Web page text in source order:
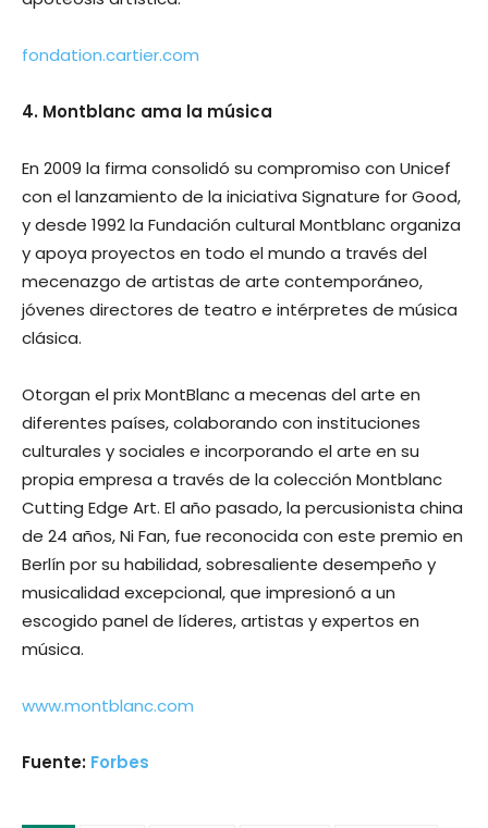
fondation.cartier.com
4. Montblanc ama la música
En 2009 la firma consolidó su compromiso con Unicef
con el lanzamiento de la inicia­tiva Signature for Good,
y desde 1992 la Fun­dación cultural Montblanc organiza
y apoya proyectos en todo el mundo a través del
mecenazgo de artistas de arte contemporá­neo,
jóvenes directores de teatro e intérpre­tes de música
clásica.
Otorgan el prix MontBlanc a mecenas del arte en
diferentes países, colaborando con instituciones
culturales y sociales e incor­porando el arte en su
propia empresa a tra­vés de la colección Montblanc
Cutting Edge Art. El año pasado, la percusionista china
de 24 años, Ni Fan, fue reconocida con este pre­mio en
Berlín por su habilidad, sobresaliente desempeño y
musicalidad excepcional, que impresionó a un
escogido panel de líderes, artistas y expertos en
música.
www.montblanc.com
Fuente: Forbes